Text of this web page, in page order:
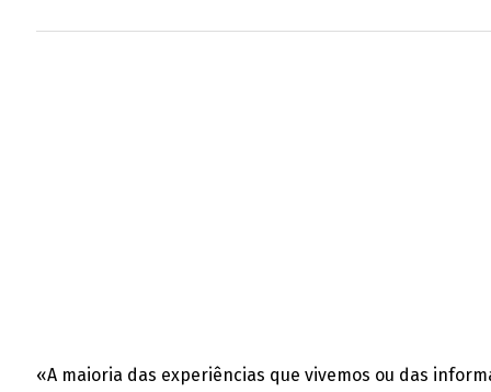
«A maioria das experiências que vivemos ou das